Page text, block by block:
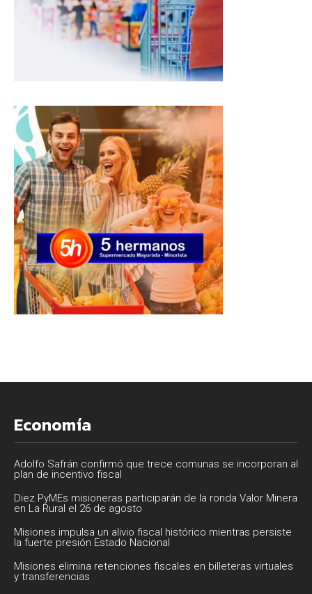
p k m
Economía
Adolfo Safrán confirmó que trece comunas se incorporan al
plan de incentivo fiscal
Diez PyMEs misioneras participarán de la ronda Valor Minera
en La Rural el 26 de agosto
Misiones impulsa un alivio fiscal histórico mientras persiste
la fuerte presión Estado Nacional
Misiones elimina retenciones fiscales en billeteras virtuales
y transferencias